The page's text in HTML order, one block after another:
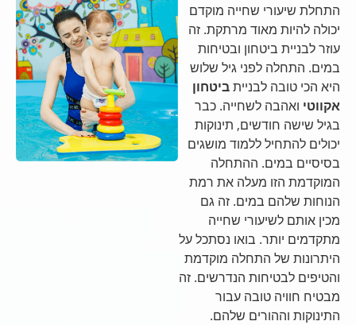
התחלת שיעורי שחייה מוקדם
יכולה להיות מאוד מרתקת. זה
עוזר לבניית ביטחון ובטיחות
במים. התחלה לפני גיל שלוש
היא הכי טובה לבנייתביטחון
אקווטיואהבה לשחייה. כבר
בגיל שישה חודשים, תינוקות
יכולים להתחיל ללמוד מושגים
בסיסיים במים. ההתחלה
המוקדמת הזו מעלה את רמת
הנוחות שלהם במים. זה גם
מכין אותם לשיעורי שחייה
מתקדמים יותר. בואו נסתכל על
היתרונות של התחלה מוקדמת
והטיפים לבטיחות הנדרשים. זה
מבטיח חוויה טובה עבור
התינוקות וההורים שלהם.